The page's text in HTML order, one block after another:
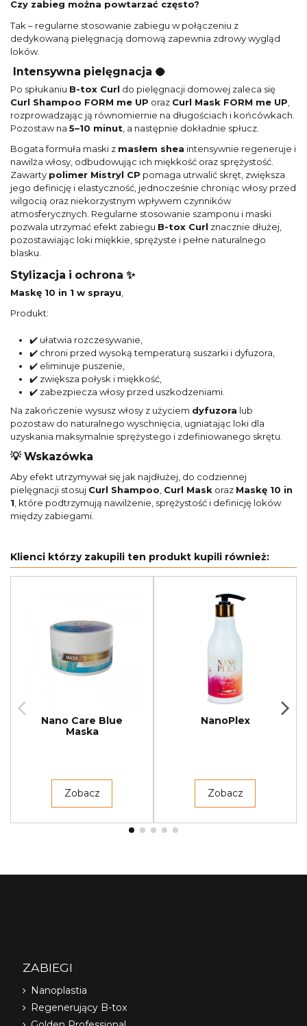
Czy zabieg można powtarzać często?
Tak – regularne stosowanie zabiegu w połączeniu z
dedykowaną pielęgnacją domową zapewnia zdrowy wygląd
loków.
Intensywna pielęgnacja 🥥
Po spłukaniu B-tox Curl do pielęgnacji domowej zaleca się
Curl Shampoo FORM me UP oraz Curl Mask FORM me UP
rozprowadzając ją równomiernie na długościach i końcówkach.
Pozostaw na 5–10 minut , a następnie dokładnie spłucz.
Bogata formuła maski z masłem shea intensywnie regeneruje i
nawilża włosy, odbudowując ich miękkość oraz sprężystość.
Zawarty polimer Mistryl CP pomaga utrwalić skręt, zwiększa
jego definicję i elastyczność, jednocześnie chroniąc włosy przed
wilgocią oraz niekorzystnym wpływem czynników
atmosferycznych. Regularne stosowanie szamponu i maski
pozwala utrzymać efekt zabiegu B-tox Curl znacznie dłużej,
pozostawiając loki miękkie, sprężyste i pełne naturalnego
blasku.
Stylizacja i ochrona ✨
Maskę 10 in 1 w sprayu
Produkt:
✔️ ułatwia rozczesywanie,
✔️ chroni przed wysoką temperaturą suszarki i dyfuzora,
✔️ eliminuje puszenie,
✔️ zwiększa połysk i miękkość,
✔️ zabezpiecza włosy przed uszkodzeniami.
Na zakończenie wysusz włosy z użyciem dyfuzora lub
pozostaw do naturalnego wyschnięcia, ugniatając loki dla
uzyskania maksymalnie sprężystego i zdefiniowanego skrętu.
💡 Wskazówka
Aby efekt utrzymywał się jak najdłużej, do codziennej
pielęgnacji stosuj Curl Shampoo, Curl Mask oraz Maskę 10 in
1, które podtrzymują nawilżenie, sprężystość i definicję loków
między zabiegami.
Klienci którzy zakupili ten produkt kupili również:
Nano Care Blue
Maska
Zobacz
NanoPlex
Zobacz
ZABIEGI
Nanoplastia
Regenerujący B-tox